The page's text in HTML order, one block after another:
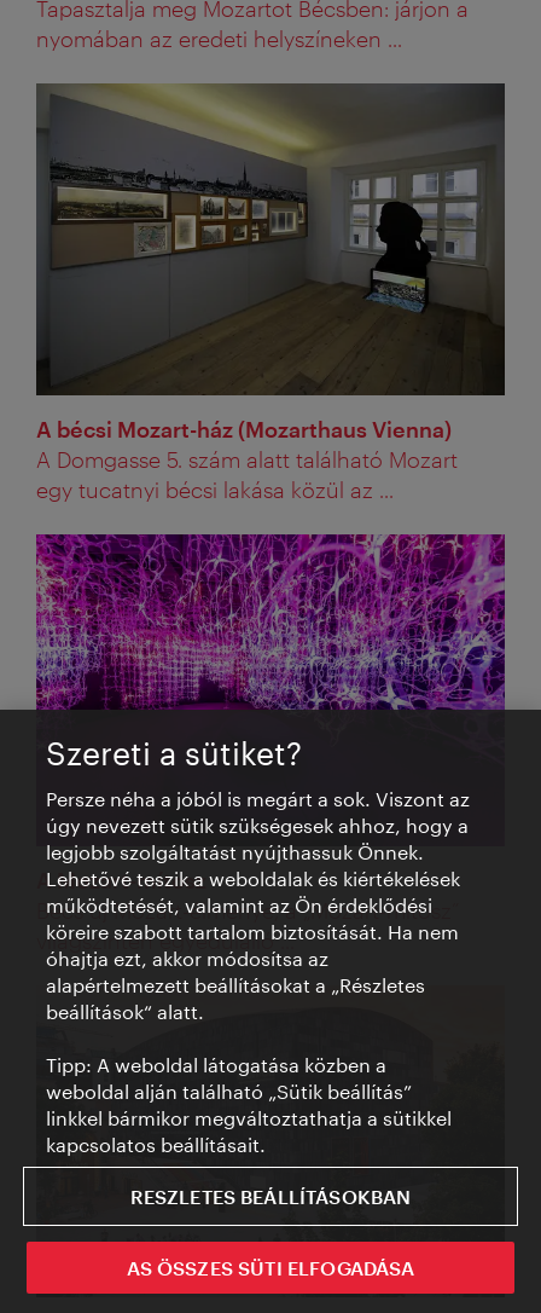
Tapasztalja meg Mozartot Bécsben: járjon a
nyomában az eredeti helyszíneken ...
A bécsi Mozart-ház (Mozarthaus Vienna)
A Domgasse 5. szám alatt található Mozart
egy tucatnyi bécsi lakása közül az ...
A Mozart-mítosz
Bécs új Mozart-élménye, a „Mozart-mítosz”
világszinten egyedülálló ...
Szereti a sütiket?
Persze néha a jóból is megárt a sok. Viszont az
úgy nevezett sütik szükségesek ahhoz, hogy a
legjobb szolgáltatást nyújthassuk Önnek.
Lehetővé teszik a weboldalak és kiértékelések
működtetését, valamint az Ön érdeklődési
köreire szabott tartalom biztosítását. Ha nem
óhajtja ezt, akkor módosítsa az
alapértelmezett beállításokat a „Részletes
beállítások“ alatt.
Tipp: A weboldal látogatása közben a
weboldal alján található „Sütik beállítás”
linkkel bármikor megváltoztathatja a sütikkel
kapcsolatos beállításait.
RESZLETES BEÁLLÍTÁSOKBAN
AS ÖSSZES SÜTI ELFOGADÁSA